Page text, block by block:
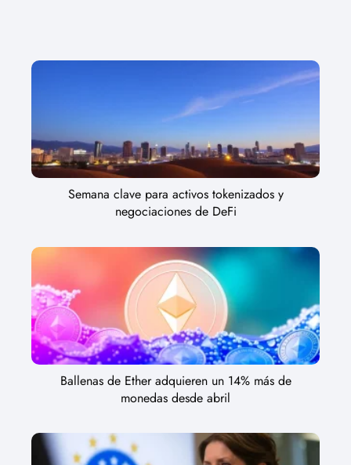
Semana clave para activos tokenizados y
negociaciones de DeFi
Ballenas de Ether adquieren un 14% más de
monedas desde abril